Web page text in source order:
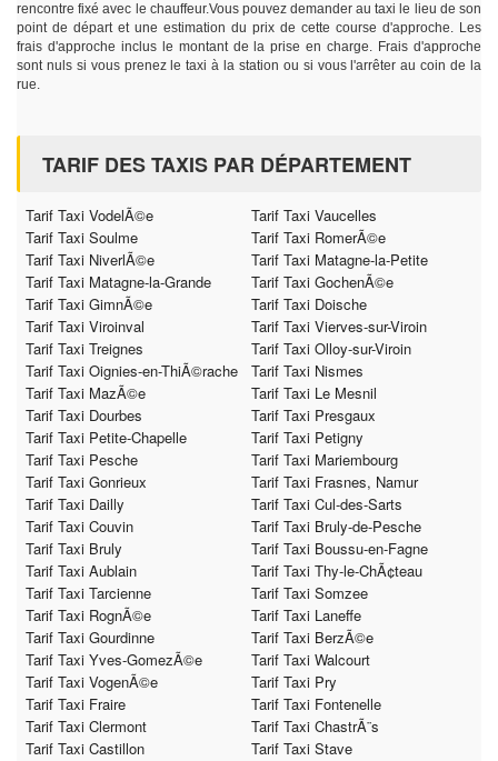
rencontre fixé avec le chauffeur.Vous pouvez demander au taxi le lieu de son
point de départ et une estimation du prix de cette course d'approche. Les
frais d'approche inclus le montant de la prise en charge. Frais d'approche
sont nuls si vous prenez le taxi à la station ou si vous l'arrêter au coin de la
rue.
TARIF DES TAXIS PAR DÉPARTEMENT
Tarif Taxi VodelÃ©e
Tarif Taxi Vaucelles
Tarif Taxi Soulme
Tarif Taxi RomerÃ©e
Tarif Taxi NiverlÃ©e
Tarif Taxi Matagne-la-Petite
Tarif Taxi Matagne-la-Grande
Tarif Taxi GochenÃ©e
Tarif Taxi GimnÃ©e
Tarif Taxi Doische
Tarif Taxi Viroinval
Tarif Taxi Vierves-sur-Viroin
Tarif Taxi Treignes
Tarif Taxi Olloy-sur-Viroin
Tarif Taxi Oignies-en-ThiÃ©rache
Tarif Taxi Nismes
Tarif Taxi MazÃ©e
Tarif Taxi Le Mesnil
Tarif Taxi Dourbes
Tarif Taxi Presgaux
Tarif Taxi Petite-Chapelle
Tarif Taxi Petigny
Tarif Taxi Pesche
Tarif Taxi Mariembourg
Tarif Taxi Gonrieux
Tarif Taxi Frasnes, Namur
Tarif Taxi Dailly
Tarif Taxi Cul-des-Sarts
Tarif Taxi Couvin
Tarif Taxi Bruly-de-Pesche
Tarif Taxi Bruly
Tarif Taxi Boussu-en-Fagne
Tarif Taxi Aublain
Tarif Taxi Thy-le-ChÃ¢teau
Tarif Taxi Tarcienne
Tarif Taxi Somzee
Tarif Taxi RognÃ©e
Tarif Taxi Laneffe
Tarif Taxi Gourdinne
Tarif Taxi BerzÃ©e
Tarif Taxi Yves-GomezÃ©e
Tarif Taxi Walcourt
Tarif Taxi VogenÃ©e
Tarif Taxi Pry
Tarif Taxi Fraire
Tarif Taxi Fontenelle
Tarif Taxi Clermont
Tarif Taxi ChastrÃ¨s
Tarif Taxi Castillon
Tarif Taxi Stave